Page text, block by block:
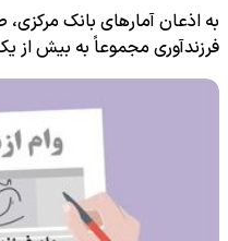
به اذعان آمارهای بانک
فرزندآوری مجموعاً به بیش از